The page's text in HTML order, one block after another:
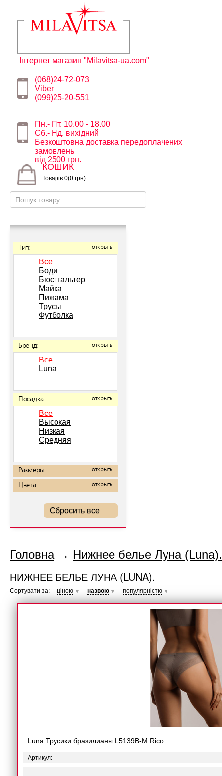
Інтернет магазин "Milavitsa-ua.com"
(068)24-72-073
Viber
(099)25-20-551
Пн.- Пт. 10.00 - 18.00
Сб.- Нд. вихідний
Безкоштовна доставка передоплачених
замовлень
від 2500 грн.
КОШИК
Товарів 0(0 грн)
Тип: открыть
Все
Боди
Бюстгальтер
Майка
Пижама
Трусы
Футболка
Бренд: открыть
Все
Luna
Посадка: открыть
Все
Высокая
Низкая
Средняя
Размеры: открыть
Цвета: открыть
Сбросить все
Головна→ Нижнее белье Луна (Luna).
НИЖНЕЕ БЕЛЬЕ ЛУНА (LUNA).
Сортувати за: ціною ▼ назвою ▼ популярністю ▼
Luna Трусики бразилианы L5139B-M Rico
Артикул: